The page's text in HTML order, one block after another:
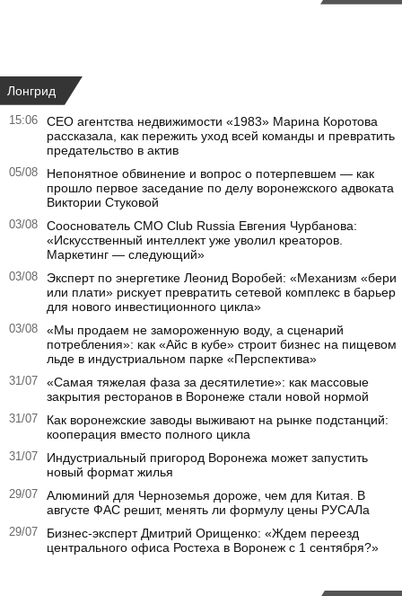
Лонгрид
15:06
CEO агентства недвижимости «1983» Марина Коротова
рассказала, как пережить уход всей команды и превратить
предательство в актив
05/08
Непонятное обвинение и вопрос о потерпевшем — как
прошло первое заседание по делу воронежского адвоката
Виктории Стуковой
03/08
Сооснователь CMO Club Russia Евгения Чурбанова:
«Искусственный интеллект уже уволил креаторов.
Маркетинг — следующий»
03/08
Эксперт по энергетике Леонид Воробей: «Механизм «бери
или плати» рискует превратить сетевой комплекс в барьер
для нового инвестиционного цикла»
03/08
«Мы продаем не замороженную воду, а сценарий
потребления»: как «Айс в кубе» строит бизнес на пищевом
льде в индустриальном парке «Перспектива»
31/07
«Самая тяжелая фаза за десятилетие»: как массовые
закрытия ресторанов в Воронеже стали новой нормой
31/07
Как воронежские заводы выживают на рынке подстанций:
кооперация вместо полного цикла
31/07
Индустриальный пригород Воронежа может запустить
новый формат жилья
29/07
Алюминий для Черноземья дороже, чем для Китая. В
августе ФАС решит, менять ли формулу цены РУСАЛа
29/07
Бизнес-эксперт Дмитрий Орищенко: «Ждем переезд
центрального офиса Ростеха в Воронеж с 1 сентября?»